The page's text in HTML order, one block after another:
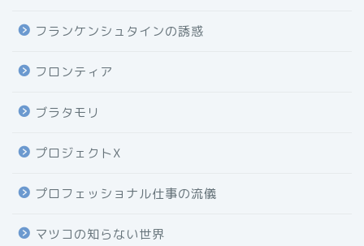
フランケンシュタインの誘惑
フロンティア
ブラタモリ
プロジェクトX
プロフェッショナル仕事の流儀
マツコの知らない世界